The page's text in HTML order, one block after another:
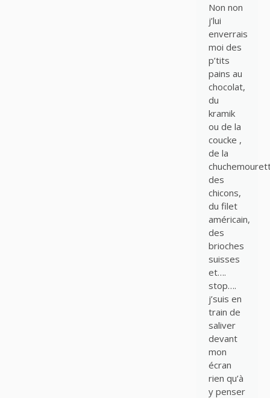
Non non
j’lui
enverrais
moi des
p’tits
pains au
chocolat,
du
kramik
ou de la
coucke ,
de la
des
chicons,
du filet
américain,
des
brioches
suisses
et….
stop….
j’suis en
train de
saliver
devant
mon
écran
rien qu’à
y penser